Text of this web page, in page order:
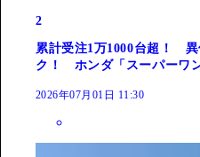
2
累計受注1万1000台超！
ク！ ホンダ「スーパーワ
2026年07月01日 11:30